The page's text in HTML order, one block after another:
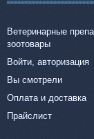
Ветеринарные
зоотовары
Войти, авторизация
Вы смотрели
Оплата и доставка
Прайслист